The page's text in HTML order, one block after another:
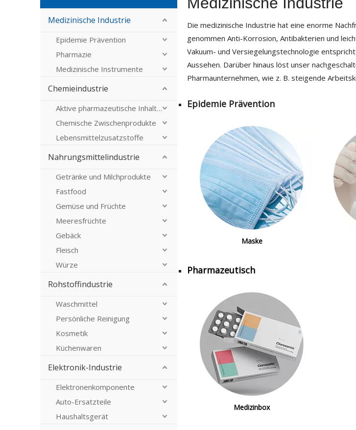
Medizinische Industrie
Epidemie Prävention
Pharmazie
Medizinische Instrumente
Chemieindustrie
Aktive pharmazeutische Inhaltsstoffe
Chemische Zwischenprodukte
Lebensmittelzusatzstoffe
Nahrungsmittelindustrie
Getränke und Milchprodukte
Fastfood
Gemüse und Früchte
Meeresfrüchte
Gebäck
Fleisch
Würze
Rohstoffindustrie
Waschmittel
Persönliche Reinigung
Kosmetik
Küchenwaren
Elektronik-Industrie
Elektronenkomponente
Auto-Ersatzteile
Haushaltsgerät
Die medizinische Industrie hat eine enorme
genommen Anti-Korrosion, Antibakterien und
Vakuum- und Versiegelungstechnologie
Aussehen. Darüber hinaus löst unser
Pharmaunternehmen, wie z. B. steigende
Epidemie Prävention
Maske
Pharmazeutisch
Medizinbox